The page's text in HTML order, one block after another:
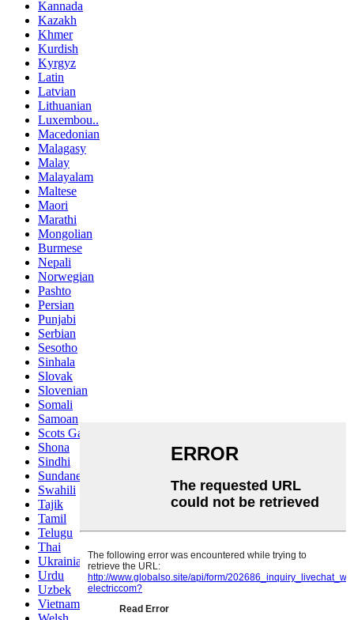
Kannada
Kazakh
Khmer
Kurdish
Kyrgyz
Latin
Latvian
Lithuanian
Luxembou..
Macedonian
Malagasy
Malay
Malayalam
Maltese
Maori
Marathi
Mongolian
Burmese
Nepali
Norwegian
Pashto
Persian
Punjabi
Serbian
Sesotho
Sinhala
Slovak
Slovenian
Somali
Samoan
Scots Gaelic
Shona
Sindhi
Sundanese
Swahili
Tajik
Tamil
Telugu
Thai
Ukrainian
Urdu
Uzbek
Vietnamese